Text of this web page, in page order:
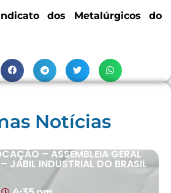
dos Metalúrgicos do
Notícias
– ASSEMBLEIA GERAL
JABIL INDUSTRIAL DO BRASIL